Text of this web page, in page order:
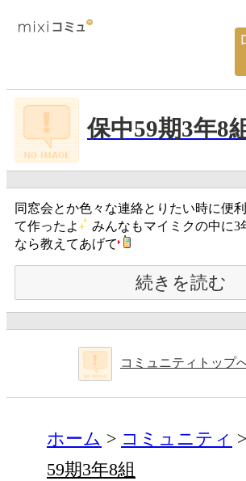
保中59期3年8
同窓会とか色々な連絡とりたい時に便
て作ったよ
みんなもマイミクの中に3
なら教えてあげて
続きを読む
コミュニティトップ
ホーム コミュニティ
59期3年8組